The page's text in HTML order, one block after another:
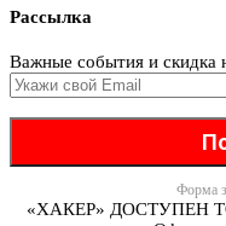
Рассылка
Важные события и скидка
Форма
«ХАКЕР» ДОСТУПЕН